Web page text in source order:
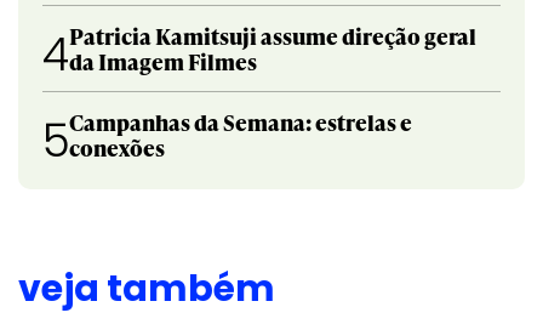
4Patricia Kamitsuji assume direção geral
da Imagem Filmes
5Campanhas da Semana: estrelas e
conexões
veja também